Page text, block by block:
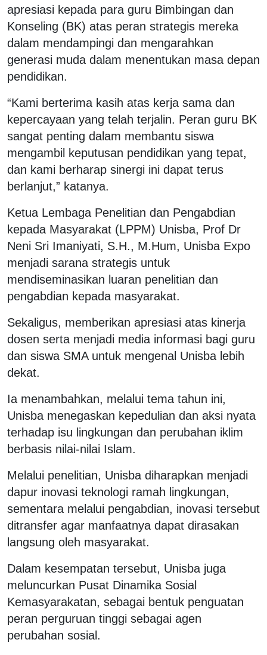
apresiasi kepada para guru Bimbingan dan
Konseling (BK) atas peran strategis mereka
dalam mendampingi dan mengarahkan
generasi muda dalam menentukan masa depan
pendidikan.
“Kami berterima kasih atas kerja sama dan
kepercayaan yang telah terjalin. Peran guru BK
sangat penting dalam membantu siswa
mengambil keputusan pendidikan yang tepat,
dan kami berharap sinergi ini dapat terus
berlanjut,” katanya.
Ketua Lembaga Penelitian dan Pengabdian
kepada Masyarakat (LPPM) Unisba, Prof Dr
Neni Sri Imaniyati, S.H., M.Hum, Unisba Expo
menjadi sarana strategis untuk
mendiseminasikan luaran penelitian dan
pengabdian kepada masyarakat.
Sekaligus, memberikan apresiasi atas kinerja
dosen serta menjadi media informasi bagi guru
dan siswa SMA untuk mengenal Unisba lebih
dekat.
Ia menambahkan, melalui tema tahun ini,
Unisba menegaskan kepedulian dan aksi nyata
terhadap isu lingkungan dan perubahan iklim
berbasis nilai-nilai Islam.
Melalui penelitian, Unisba diharapkan menjadi
dapur inovasi teknologi ramah lingkungan,
sementara melalui pengabdian, inovasi tersebut
ditransfer agar manfaatnya dapat dirasakan
langsung oleh masyarakat.
Dalam kesempatan tersebut, Unisba juga
meluncurkan Pusat Dinamika Sosial
Kemasyarakatan, sebagai bentuk penguatan
peran perguruan tinggi sebagai agen
perubahan sosial.